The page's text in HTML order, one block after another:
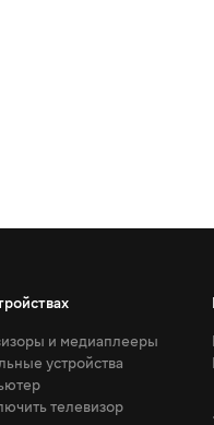
и медиаплееры
устройства
телевизор